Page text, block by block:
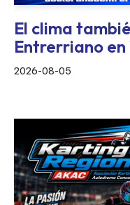
El clima
Entrerriano
2026-08-05